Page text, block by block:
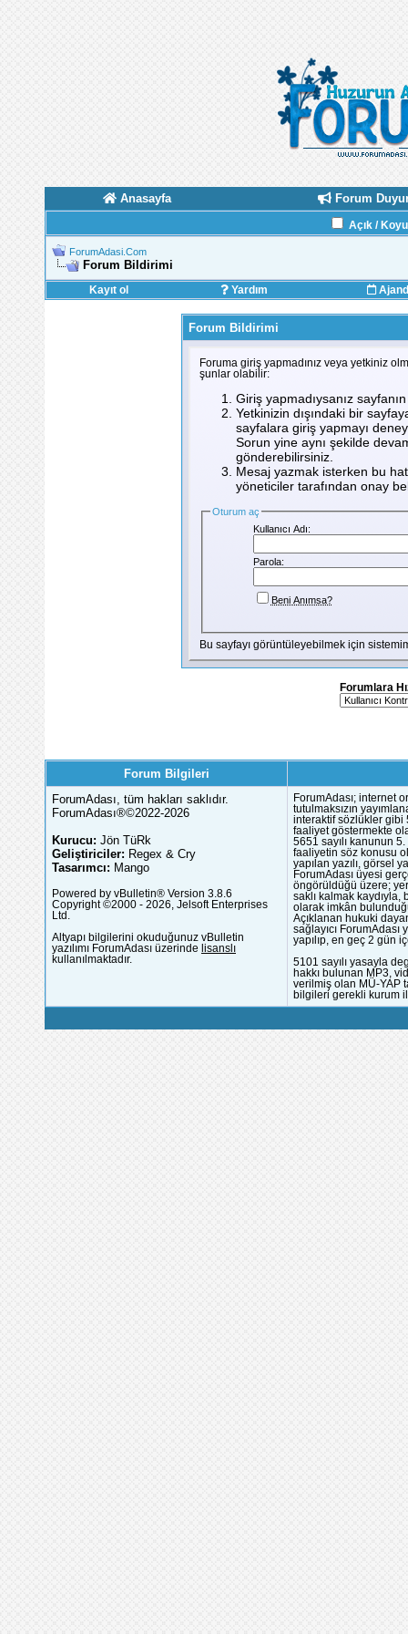
Anasayfa Forum
Açık /
ForumAdasi.Com
Forum Bildirimi
Kayıt ol Yardım
Forum Bildirimi
Foruma giriş yapmadınız veya yetkiniz
şunlar olabilir:
Giriş yapmadıysanız
Yetkinizin dışındaki bir
sayfalara giriş yapmayı
Sorun yine aynı şekilde
gönderebilirsiniz.
Mesaj yazmak isterken bu
yöneticiler tarafından onay
Oturum aç
Kullanıcı Adı:
Parola:
Beni Anımsa?
Bu sayfayı görüntüleyebilmek için
Forumlara
Forum Bilgileri
ForumAdası, tüm hakları saklıdır.
ForumAdası®©2022-2026
Kurucu: Jön TüRk
Geliştiriciler: Regex & Cry
Tasarımcı: Mango
Powered by vBulletin® Version 3.8.6
Copyright ©2000 - 2026, Jelsoft Enterprises
Ltd.
Altyapı bilgilerini okuduğunuz vBulletin
yazılımı ForumAdası üzerinde lisanslı
kullanılmaktadır.
ForumAdası; internet
tutulmaksızın
interaktif sözlükler gibi
faaliyet göstermekte
5651 sayılı kanunun
faaliyetin söz konusu
yapılan yazılı, görsel
ForumAdası üyesi
öngörüldüğü üzere;
saklı kalmak
olarak imkân
Açıklanan hukuki
sağlayıcı
yapılıp, en geç 2 gün
5101 sayılı yasayla
hakkı bulunan MP3,
verilmiş olan MÜ-YAP
bilgileri gerekli kurum